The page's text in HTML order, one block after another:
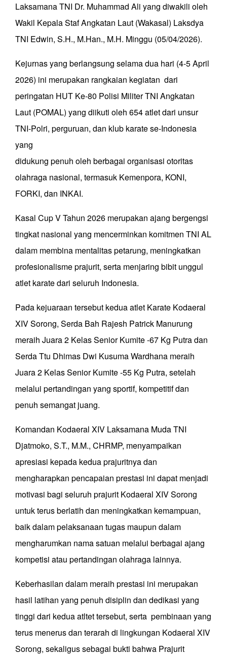
Laksamana TNI Dr. Muhammad Ali yang diwakili oleh
Wakil Kepala Staf Angkatan Laut (Wakasal) Laksdya
TNI Edwin, S.H., M.Han., M.H. Minggu (05/04/2026).
Kejurnas yang berlangsung selama dua hari (4-5 April
2026) ini merupakan rangkaian kegiatan dari
peringatan HUT Ke-80 Polisi Militer TNI Angkatan
Laut (POMAL) yang diikuti oleh 654 atlet dari unsur
TNI-Polri, perguruan, dan klub karate se-Indonesia
yang
didukung penuh oleh berbagai organisasi otoritas
olahraga nasional, termasuk Kemenpora, KONI,
FORKI, dan INKAI.
Kasal Cup V Tahun 2026 merupakan ajang bergengsi
tingkat nasional yang mencerminkan komitmen TNI AL
dalam membina mentalitas petarung, meningkatkan
profesionalisme prajurit, serta menjaring bibit unggul
atlet karate dari seluruh Indonesia.
Pada kejuaraan tersebut kedua atlet Karate Kodaeral
XIV Sorong, Serda Bah Rajesh Patrick Manurung
meraih Juara 2 Kelas Senior Kumite -67 Kg Putra dan
Serda Ttu Dhimas Dwi Kusuma Wardhana meraih
Juara 2 Kelas Senior Kumite -55 Kg Putra, setelah
melalui pertandingan yang sportif, kompetitif dan
penuh semangat juang.
Komandan Kodaeral XIV Laksamana Muda TNI
Djatmoko, S.T., M.M., CHRMP, menyampaikan
apresiasi kepada kedua prajuritnya dan
mengharapkan pencapaian prestasi ini dapat menjadi
motivasi bagi seluruh prajurit Kodaeral XIV Sorong
untuk terus berlatih dan meningkatkan kemampuan,
baik dalam pelaksanaan tugas maupun dalam
mengharumkan nama satuan melalui berbagai ajang
kompetisi atau pertandingan olahraga lainnya.
Keberhasilan dalam meraih prestasi ini merupakan
hasil latihan yang penuh disiplin dan dedikasi yang
tinggi dari kedua atltet tersebut, serta pembinaan yang
terus menerus dan terarah di lingkungan Kodaeral XIV
Sorong, sekaligus sebagai bukti bahwa Prajurit